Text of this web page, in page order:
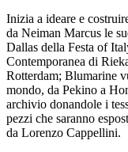
Inizia a ideare e
da Neiman Marcus le
Dallas della Festa of
Contemporanea di
Rotterdam; Blumarine
mondo, da Pekino a
archivio donandole i
pezzi che saranno
da Lorenzo Cappellini.